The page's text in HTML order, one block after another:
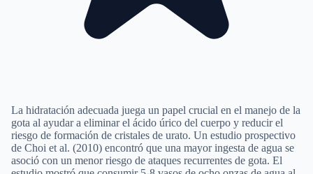
La hidratación adecuada juega un papel crucial en el manejo de la
gota al ayudar a eliminar el ácido úrico del cuerpo y reducir el
riesgo de formación de cristales de urato. Un estudio prospectivo
de Choi et al. (2010) encontró que una mayor ingesta de agua se
asoció con un menor riesgo de ataques recurrentes de gota. El